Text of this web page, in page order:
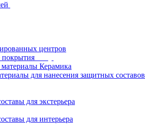
центров
Керамика
для нанесения защитных составов
для экстерьера
для интерьера